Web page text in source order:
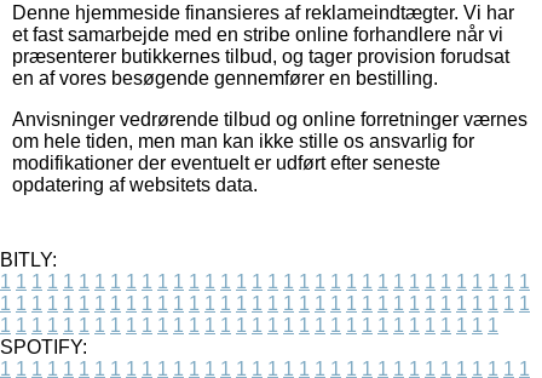
Denne hjemmeside finansieres af reklameindtægter. Vi har
et fast samarbejde med en stribe online forhandlere når vi
præsenterer butikkernes tilbud, og tager provision forudsat
en af vores besøgende gennemfører en bestilling.
Anvisninger vedrørende tilbud og online forretninger værnes
om hele tiden, men man kan ikke stille os ansvarlig for
modifikationer der eventuelt er udført efter seneste
opdatering af websitets data.
BITLY:
1 1 1 1 1 1 1 1 1 1 1 1 1 1 1 1 1 1 1 1 1 1 1 1 1 1 1 1 1 1 1 1 1 1
1 1 1 1 1 1 1 1 1 1 1 1 1 1 1 1 1 1 1 1 1 1 1 1 1 1 1 1 1 1 1 1 1 1
1 1 1 1 1 1 1 1 1 1 1 1 1 1 1 1 1 1 1 1 1 1 1 1 1 1 1 1 1 1 1 1
SPOTIFY:
1 1 1 1 1 1 1 1 1 1 1 1 1 1 1 1 1 1 1 1 1 1 1 1 1 1 1 1 1 1 1 1 1 1